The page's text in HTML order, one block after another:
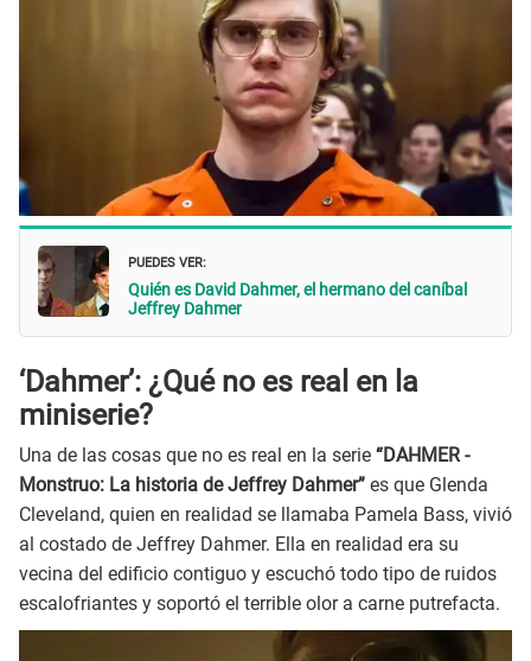
PUEDES VER:
Quién es David Dahmer, el hermano del caníbal
Jeffrey Dahmer
‘Dahmer’: ¿Qué no es real en la
miniserie?
Una de las cosas que no es real en la serie “DAHMER -
Monstruo: La historia de Jeffrey Dahmer” es que Glenda
Cleveland, quien en realidad se llamaba Pamela Bass, vivió
al costado de Jeffrey Dahmer. Ella en realidad era su
vecina del edificio contiguo y escuchó todo tipo de ruidos
escalofriantes y soportó el terrible olor a carne putrefacta.